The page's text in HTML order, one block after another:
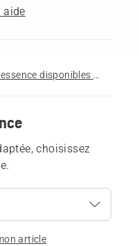
aide
Voir les Tronçonneuses à essence disponibles à l'achat
choisissez
article